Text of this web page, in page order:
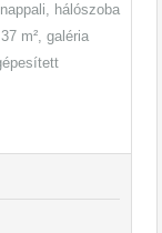
hálószoba
m², galéria